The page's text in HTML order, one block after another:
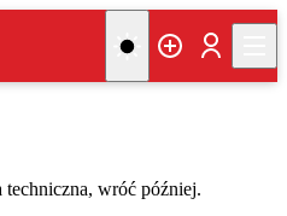
techniczna, wróć później.